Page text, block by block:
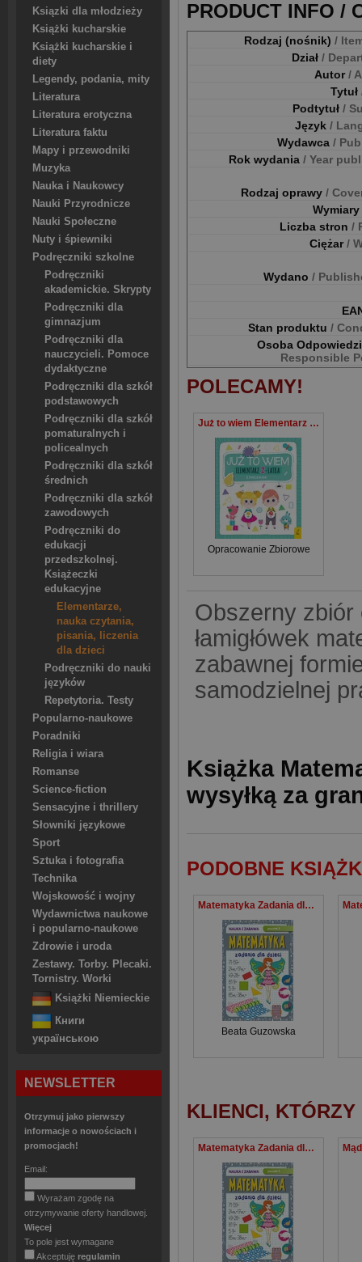
Ksiązki dla młodzieży
Książki kucharskie
Książki kucharskie i
diety
Legendy, podania, mity
Literatura
Literatura erotyczna
Literatura faktu
Mapy i przewodniki
Muzyka
Nauka i Naukowcy
Nauki Przyrodnicze
Nauki Społeczne
Nuty i śpiewniki
Podręczniki szkolne
Podręczniki
akademickie. Skrypty
Podręczniki dla
gimnazjum
Podręczniki dla
nauczycieli. Pomoce
dydaktyczne
Podręczniki dla szkół
podstawowych
Podręczniki dla szkół
pomaturalnych i
policealnych
Podręczniki dla szkół
średnich
Podręczniki dla szkół
zawodowych
Podręczniki do
edukacji
przedszkolnej.
Książeczki
edukacyjne
Elementarze,
nauka czytania,
pisania, liczenia
dla dzieci
Podręczniki do nauki
języków
Repetytoria. Testy
Popularno-naukowe
Poradniki
Religia i wiara
Romanse
Science-fiction
Sensacyjne i thrillery
Słowniki językowe
Sport
Sztuka i fotografia
Technika
Wojskowość i wojny
Wydawnictwa naukowe
i popularno-naukowe
Zdrowie i uroda
Zestawy. Torby. Plecaki.
Tornistry. Worki
Książki Niemieckie
Книги
українською
NEWSLETTER
Otrzymuj jako pierwszy
informacje o nowościach i
promocjach!
Email:
Wyrażam zgodę na
otrzymywanie oferty handlowej.
Więcej
To pole jest wymagane
Akceptuję regulamin
PRODUCT INFO /
Rodzaj (nośnik) /
Dział /
Autor/
Tytuł
Podtytuł /
Język /
Wydawca /
Rok wydania / Year
Rodzaj oprawy /
Wymiary
Liczba stron /
Ciężar/
Wydano /
Stan produktu /
Osoba
Responsible
POLECAMY!
Już to wiem Elementarz 2-latka z naklejkami
Opracowanie Zbiorowe
Obszerny
łamigłówek
zabawnej
samodzielnej
Książka
wysyłką za
PODOBNE
Matematyka Zadania dla dzieci Poziom II Nauka i zabawa
Beata Guzowska
KLIENCI,
Matematyka Zadania dla dzieci Poziom II Nauka i zabawa